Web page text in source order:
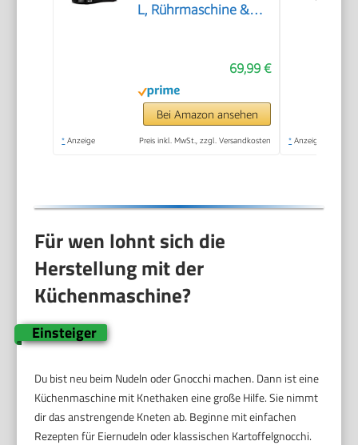
L, Rührmaschine &
Leichte Teigmaschine
mit Knethaken,
Rührhaken &
Schneebesen, ideal
69,99 €
Bei Amazon ansehen
* Anzeige Preis inkl. MwSt., zzgl. Versandkosten * Anzeige
Für wen lohnt sich die
Herstellung mit der
Küchenmaschine?
Einsteiger
Du bist neu beim Nudeln oder Gnocchi machen. Dann ist eine
Küchenmaschine mit Knethaken eine große Hilfe. Sie nimmt
dir das anstrengende Kneten ab. Beginne mit einfachen
Rezepten für Eiernudeln oder klassischen Kartoffelgnocchi.